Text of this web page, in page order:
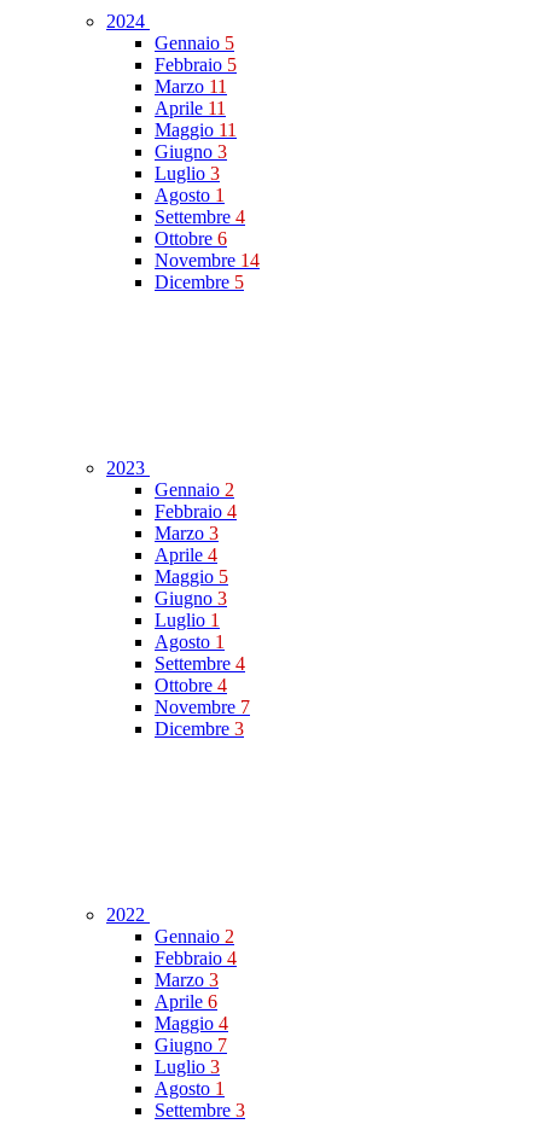
2024
Gennaio 5
Febbraio 5
Marzo 11
Aprile 11
Maggio 11
Giugno 3
Luglio 3
Agosto 1
Settembre 4
Ottobre 6
Novembre 14
Dicembre 5
2023
Gennaio 2
Febbraio 4
Marzo 3
Aprile 4
Maggio 5
Giugno 3
Luglio 1
Agosto 1
Settembre 4
Ottobre 4
Novembre 7
Dicembre 3
2022
Gennaio 2
Febbraio 4
Marzo 3
Aprile 6
Maggio 4
Giugno 7
Luglio 3
Agosto 1
Settembre 3